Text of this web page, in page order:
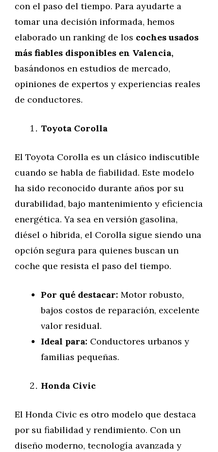
con el paso del tiempo. Para ayudarte a
tomar una decisión informada, hemos
elaborado un ranking de los coches usados
más fiables disponibles en Valencia,
basándonos en estudios de mercado,
opiniones de expertos y experiencias reales
de conductores.
Toyota Corolla
El Toyota Corolla es un clásico indiscutible
cuando se habla de fiabilidad. Este modelo
ha sido reconocido durante años por su
durabilidad, bajo mantenimiento y eficiencia
energética. Ya sea en versión gasolina,
diésel o híbrida, el Corolla sigue siendo una
opción segura para quienes buscan un
coche que resista el paso del tiempo.
Por qué destacar: Motor robusto,
bajos costos de reparación, excelente
valor residual.
Ideal para: Conductores urbanos y
familias pequeñas.
Honda Civic
El Honda Civic es otro modelo que destaca
por su fiabilidad y rendimiento. Con un
diseño moderno, tecnología avanzada y